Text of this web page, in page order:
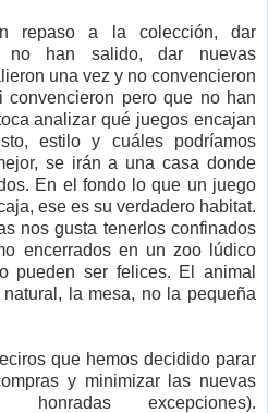
repaso a la colección, dar
han salido, dar nuevas
una vez y no convencieron
pero que no han
analizar qué juegos encajan
estilo y cuáles podríamos
se irán a una casa donde
En el fondo lo que un juego
ese es su verdadero habitat.
nos gusta tenerlos confinados
encerrados en un zoo lúdico
pueden ser felices. El animal
la mesa, no la pequeña
que hemos decidido parar
y minimizar las nuevas
honradas excepciones).